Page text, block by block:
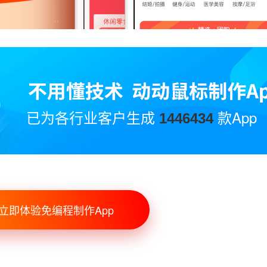
已为各行业客户生成 1446434款App
即体验免编程制作App